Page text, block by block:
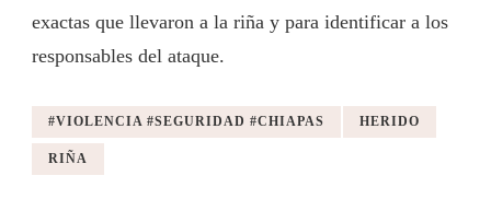
exactas que llevaron a la riña y para identificar a los
responsables del ataque.
#VIOLENCIA #SEGURIDAD #CHIAPAS HERIDO
RIÑA